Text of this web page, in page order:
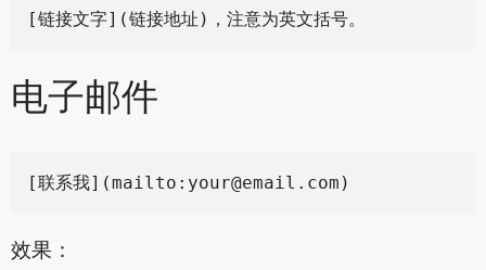
电子邮件
[联系我](mailto: your@email.com
效果：